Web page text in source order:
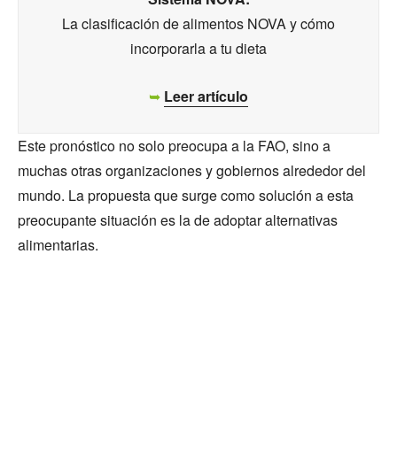
La clasificación de alimentos NOVA y cómo
incorporarla a tu dieta
➥ Leer artículo
Este pronóstico no solo preocupa a la FAO, sino a
muchas otras organizaciones y gobiernos alrededor del
mundo. La propuesta que surge como solución a esta
preocupante situación es la de adoptar alternativas
alimentarias.